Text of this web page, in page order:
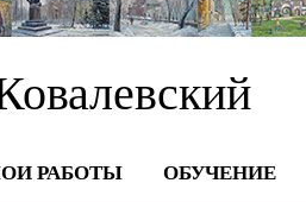
РАБОТЫ ОБУЧЕНИЕ